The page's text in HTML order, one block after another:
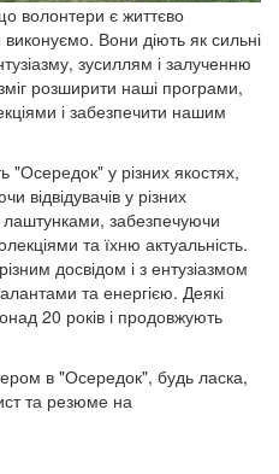
волонтери є життєво
Вони діють як сильні
зусиллям і залученню
розширити наші програми,
і забезпечити нашим
у різних якостях,
відвідувачів у різних
лаштунками, забезпечуючи
та їхню актуальність.
досвідом і з ентузіазмом
та енергією. Деякі
20 років і продовжують
в "Осередок", будь ласка,
та резюме на